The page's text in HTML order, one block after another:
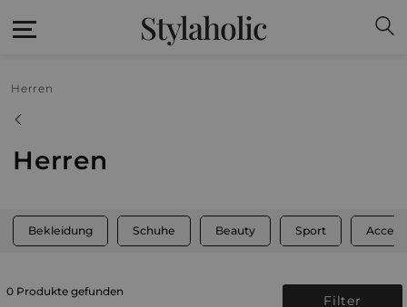
Stylaholic
Herren
Herren
Bekleidung Schuhe Beauty Sport
0 Produkte gefunden
Filter